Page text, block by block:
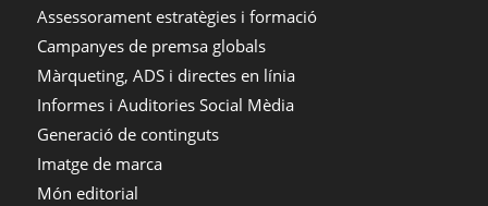
Assessorament estratègies i formació
Campanyes de premsa globals
Màrqueting, ADS i directes en línia
Informes i Auditories Social Mèdia
Generació de continguts
Imatge de marca
Món editorial